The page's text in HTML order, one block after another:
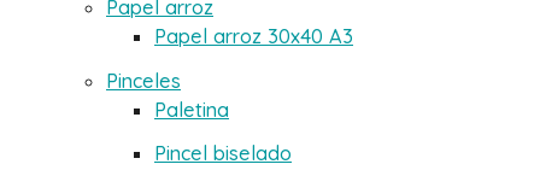
Papel arroz
Papel arroz 30x40 A3
Pinceles
Paletina
Pincel biselado